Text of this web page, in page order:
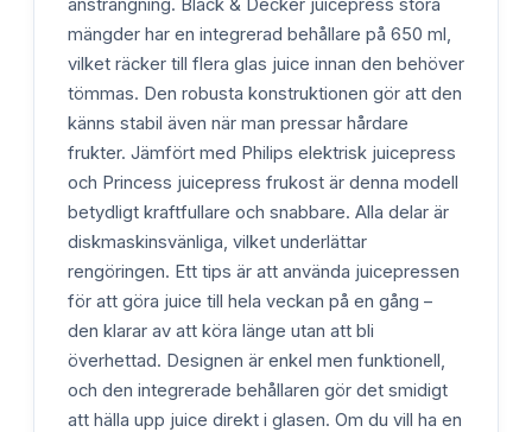
mängder har en integrerad behållare på 650 ml,
vilket räcker till flera glas juice innan den behöver
tömmas. Den robusta konstruktionen gör att den
känns stabil även när man pressar hårdare
frukter. Jämfört med Philips elektrisk juicepress
och Princess juicepress frukost är denna modell
betydligt kraftfullare och snabbare. Alla delar är
diskmaskinsvänliga, vilket underlättar
rengöringen. Ett tips är att använda juicepressen
för att göra juice till hela veckan på en gång –
den klarar av att köra länge utan att bli
överhettad. Designen är enkel men funktionell,
och den integrerade behållaren gör det smidigt
att hälla upp juice direkt i glasen. Om du vill ha en